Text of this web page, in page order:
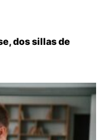
dos sillas de